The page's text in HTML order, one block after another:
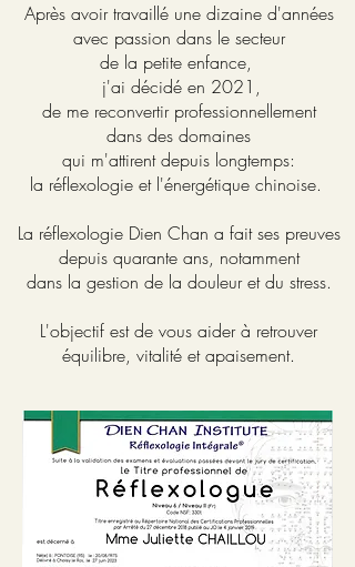
Après avoir travaillé une dizaine d'années
avec passion dans le secteur
de la petite enfance,
j'ai décidé en 2021,
de me reconvertir professionnellement
dans des domaines
qui m'attirentdepuis longtemps:
la réflexologie et l'énergétique chinoise.
La réflexologie Dien Chan a fait ses preuves
depuis quarante ans, notamment
dans la gestion de la douleur et du stress.
L'objectif est de vous aider à retrouver
équilibre, vitalité et apaisement.
"Notre seul pouvoir véritable
consiste à aider autrui"
Le Dalaï-Lama